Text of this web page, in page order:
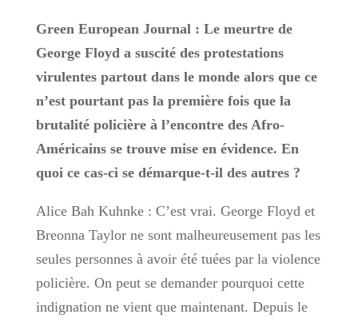
Green European Journal : Le meurtre de
George Floyd a suscité des protestations
virulentes partout dans le monde alors que ce
n’est pourtant pas la première fois que la
brutalité policière à l’encontre des Afro-
Américains se trouve mise en évidence. En
quoi ce cas-ci se démarque-t-il des autres ?
Alice Bah Kuhnke : C’est vrai. George Floyd et
Breonna Taylor ne sont malheureusement pas les
seules personnes à avoir été tuées par la violence
policière. On peut se demander pourquoi cette
indignation ne vient que maintenant. Depuis le